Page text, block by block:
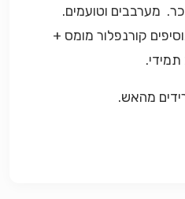
מערבבים וטועמים.
קורנפלור מומס +